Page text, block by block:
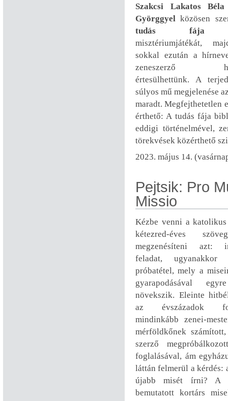
Szakcsi Lakatos Béla
Györggyel közösen
tudás fája
misztériumjátékát,
sokkal ezután a
zeneszerző
értesülhettünk. A
súlyos mű megjelenése
maradt. Megfejthetetlen
érthető: A tudás fája
eddigi történelmével,
törekvések közérthető
2023. május 14.
Pejtsik: Pro
Missio
Kézbe venni a
kétezred-éves
megzenésíteni azt:
feladat, ugyanakkor
próbatétel, mely a
gyarapodásával
növekszik. Eleinte
az évszázadok
mindinkább zenei-
mérföldkőnek
szerző
foglalásával, ám
láttán felmerül a kérdés:
újabb misét írni? A
bemutatott kortárs